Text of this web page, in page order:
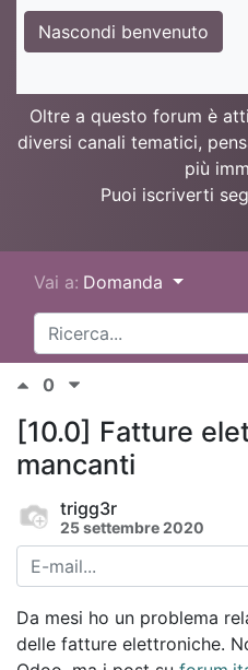
Nascondi benvenuto
Oltre a questo forum è
diversi canali tematici,
più
Puoi iscriverti
Vai a: Domanda
0
[10.0] Fatture
mancanti
trigg3r
25 settembre 2020
Da mesi ho un problema
delle fatture elettroniche.